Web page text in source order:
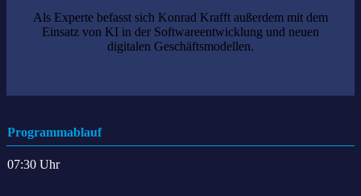
Als Experte befasst sich Konrad Krafft außerdem mit dem
Einsatz von KI in der Softwareentwicklung und neuen
digitalen Geschäftsmodellen.
Programmablauf
07:30 Uhr